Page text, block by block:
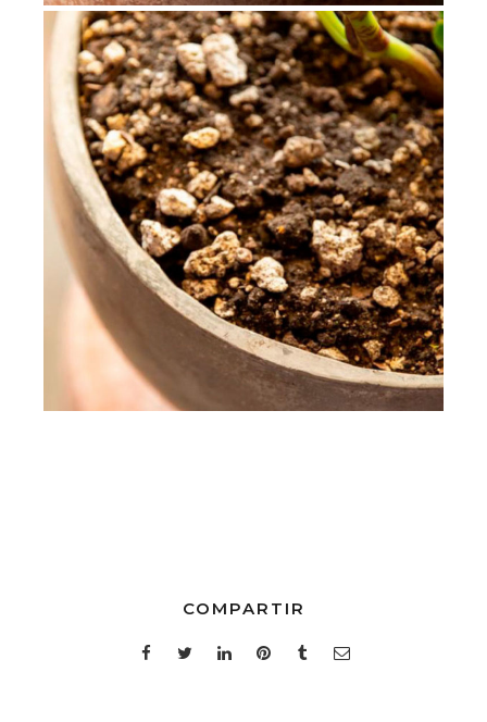
COMPARTIR